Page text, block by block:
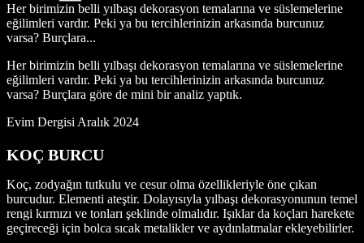
Her birimizin belli yılbaşı dekorasyon temalarına ve süslemelerine
eğilimleri vardır. Peki ya bu tercihlerinizin arkasında burcunuz
varsa? Burçlara...
Her birimizin belli yılbaşı dekorasyon temalarına ve süslemelerine
eğilimleri vardır. Peki ya bu tercihlerinizin arkasında burcunuz
varsa? Burçlara göre de mini bir analiz yaptık.
Evim Dergisi Aralık 2024
KOÇ BURCU
Koç, zodyağın tutkulu ve cesur olma özellikleriyle öne çıkan
burcudur. Elementi ateştir. Dolayısıyla yılbaşı dekorasyonunun temel
rengi kırmızı ve tonları şeklinde olmalıdır. Işıklar da koçları harekete
geçireceği için bolca sıcak metalikler ve aydınlatmalar ekleyebilirler.